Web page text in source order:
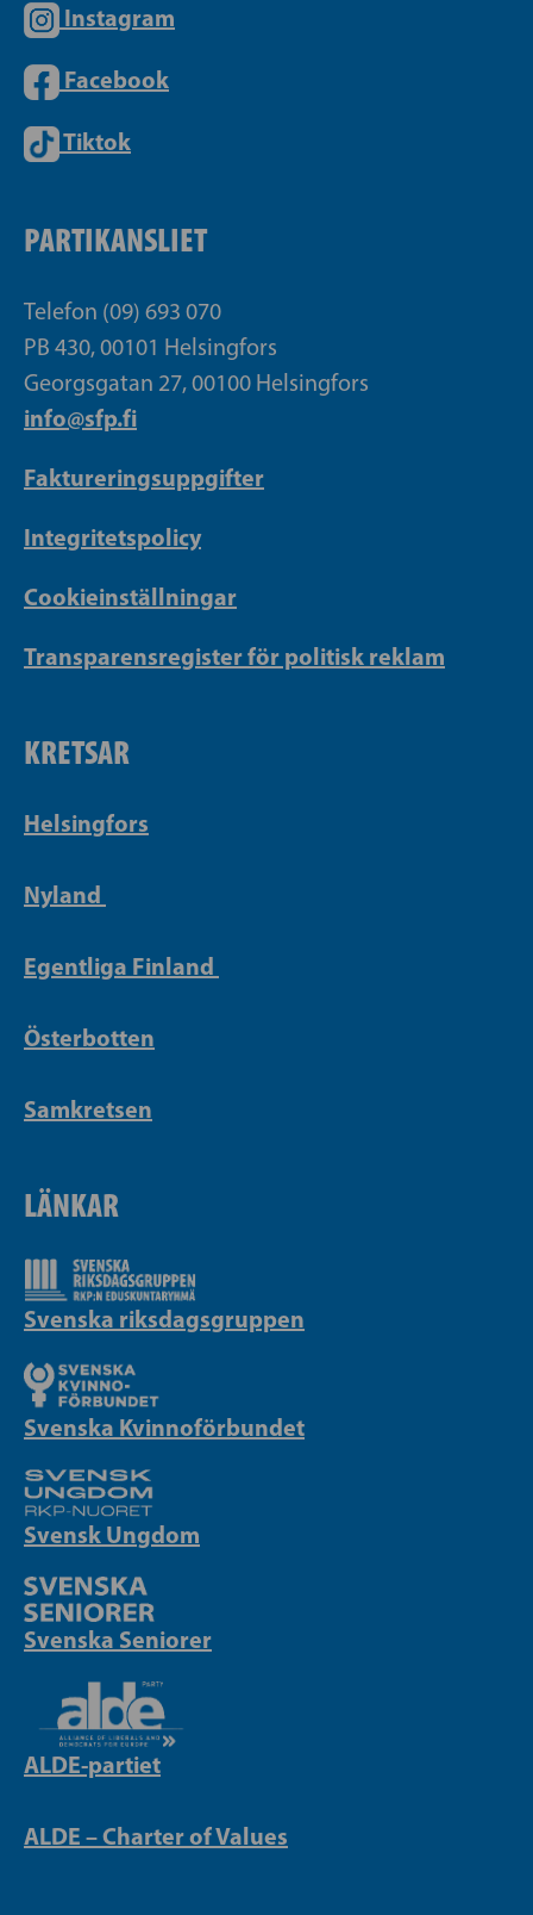
Instagram
Facebook
Tiktok
PARTIKANSLIET
Telefon (09) 693 070
PB 430, 00101 Helsingfors
Georgsgatan 27, 00100 Helsingfors
info@sfp.fi
Faktureringsuppgifter
Integritetspolicy
Cookieinställningar
Transparensregister för politisk reklam
KRETSAR
Helsingfors
Nyland
Egentliga Finland
Österbotten
Samkretsen
LÄNKAR
Svenska riksdagsgruppen
Svenska Kvinnoförbundet
Svensk Ungdom
Svenska Seniorer
ALDE-partiet
ALDE – Charter of Values